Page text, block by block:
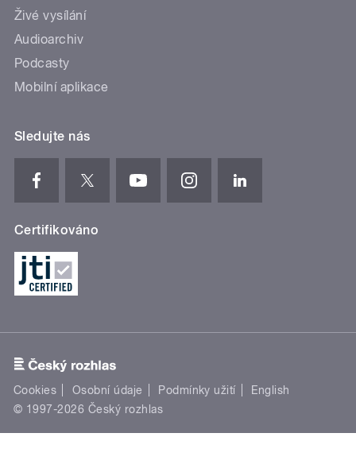
Živé vysílání
Audioarchiv
Podcasty
Mobilní aplikace
Sledujte nás
Certifikováno
Cookies Osobní údaje Podmínky užití
English
© 1997-2026 Český rozhlas